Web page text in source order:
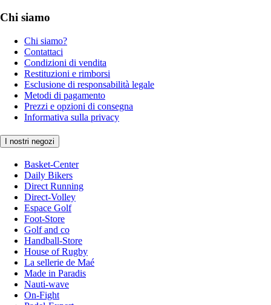
Chi siamo
Chi siamo?
Contattaci
Condizioni di vendita
Restituzioni e rimborsi
Esclusione di responsabilità legale
Metodi di pagamento
Prezzi e opzioni di consegna
Informativa sulla privacy
I nostri negozi
Basket-Center
Daily Bikers
Direct Running
Direct-Volley
Espace Golf
Foot-Store
Golf and co
Handball-Store
House of Rugby
La sellerie de Maé
Made in Paradis
Nauti-wave
On-Fight